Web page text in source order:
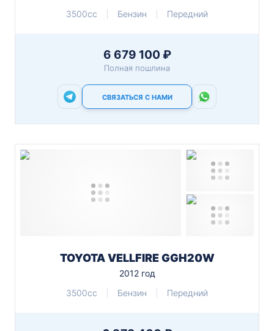
3500cc
Бензин Передний
6 679 100 ₽
Полная пошлина
СВЯЗАТЬСЯ С НАМИ
TOYOTA VELLFIRE GGH20W
2012 год
3500cc
Бензин Передний